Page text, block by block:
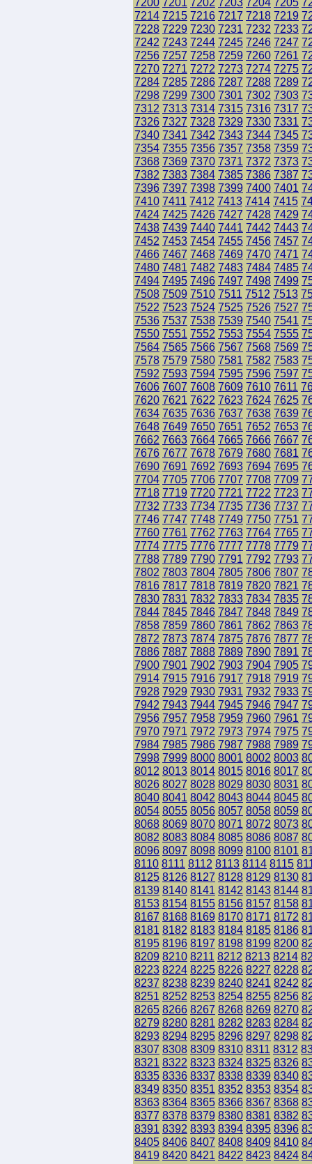
7214 7215 7216 7217 7218 7219
7228 7229 7230 7231 7232 7233
7242 7243 7244 7245 7246 7247
7256 7257 7258 7259 7260 7261
7270 7271 7272 7273 7274 7275
7284 7285 7286 7287 7288 7289
7298 7299 7300 7301 7302 7303
7312 7313 7314 7315 7316 7317
7326 7327 7328 7329 7330 7331
7340 7341 7342 7343 7344 7345
7354 7355 7356 7357 7358 7359
7368 7369 7370 7371 7372 7373
7382 7383 7384 7385 7386 7387
7396 7397 7398 7399 7400 7401
7410 7411 7412 7413 7414 7415
7424 7425 7426 7427 7428 7429
7438 7439 7440 7441 7442 7443
7452 7453 7454 7455 7456 7457
7466 7467 7468 7469 7470 7471
7480 7481 7482 7483 7484 7485
7494 7495 7496 7497 7498 7499
7508 7509 7510 7511 7512 7513
7522 7523 7524 7525 7526 7527
7536 7537 7538 7539 7540 7541
7550 7551 7552 7553 7554 7555
7564 7565 7566 7567 7568 7569
7578 7579 7580 7581 7582 7583
7592 7593 7594 7595 7596 7597
7606 7607 7608 7609 7610 7611
7620 7621 7622 7623 7624 7625
7634 7635 7636 7637 7638 7639
7648 7649 7650 7651 7652 7653
7662 7663 7664 7665 7666 7667
7676 7677 7678 7679 7680 7681
7690 7691 7692 7693 7694 7695
7704 7705 7706 7707 7708 7709
7718 7719 7720 7721 7722 7723
7732 7733 7734 7735 7736 7737
7746 7747 7748 7749 7750 7751
7760 7761 7762 7763 7764 7765
7774 7775 7776 7777 7778 7779
7788 7789 7790 7791 7792 7793
7802 7803 7804 7805 7806 7807
7816 7817 7818 7819 7820 7821
7830 7831 7832 7833 7834 7835
7844 7845 7846 7847 7848 7849
7858 7859 7860 7861 7862 7863
7872 7873 7874 7875 7876 7877
7886 7887 7888 7889 7890 7891
7900 7901 7902 7903 7904 7905
7914 7915 7916 7917 7918 7919
7928 7929 7930 7931 7932 7933
7942 7943 7944 7945 7946 7947
7956 7957 7958 7959 7960 7961
7970 7971 7972 7973 7974 7975
7984 7985 7986 7987 7988 7989
7998 7999 8000 8001 8002 8003
8012 8013 8014 8015 8016 8017
8026 8027 8028 8029 8030 8031
8040 8041 8042 8043 8044 8045
8054 8055 8056 8057 8058 8059
8068 8069 8070 8071 8072 8073
8082 8083 8084 8085 8086 8087
8096 8097 8098 8099 8100 8101
8110 8111 8112 8113 8114 8115
8125 8126 8127 8128 8129 8130
8139 8140 8141 8142 8143 8144
8153 8154 8155 8156 8157 8158
8167 8168 8169 8170 8171 8172
8181 8182 8183 8184 8185 8186
8195 8196 8197 8198 8199 8200
8209 8210 8211 8212 8213 8214
8223 8224 8225 8226 8227 8228
8237 8238 8239 8240 8241 8242
8251 8252 8253 8254 8255 8256
8265 8266 8267 8268 8269 8270
8279 8280 8281 8282 8283 8284
8293 8294 8295 8296 8297 8298
8307 8308 8309 8310 8311 8312
8321 8322 8323 8324 8325 8326
8335 8336 8337 8338 8339 8340
8349 8350 8351 8352 8353 8354
8363 8364 8365 8366 8367 8368
8377 8378 8379 8380 8381 8382
8391 8392 8393 8394 8395 8396
8405 8406 8407 8408 8409 8410
8419 8420 8421 8422 8423 8424